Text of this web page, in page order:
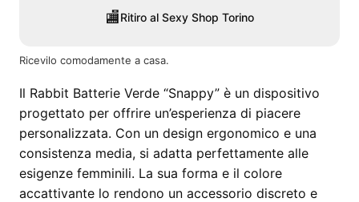
🏬Ritiro al Sexy Shop Torino
Ricevilo comodamente a casa.
Il Rabbit Batterie Verde “Snappy” è un dispositivo
progettato per offrire un’esperienza di piacere
personalizzata. Con un design ergonomico e una
consistenza media, si adatta perfettamente alle
esigenze femminili. La sua forma e il colore
accattivante lo rendono un accessorio discreto e